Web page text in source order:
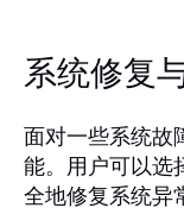
系统修复
面对一些系统故
能。用户可以选
全地修复系统异